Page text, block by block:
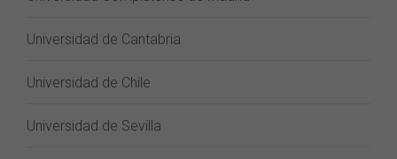
Universidad de Cantabria
Universidad de Chile
Universidad de Sevilla